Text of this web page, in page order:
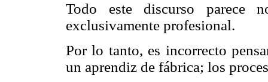
Todo este discurso parece
exclusivamente profesional.
Por lo tanto, es incorrecto
un aprendiz de fábrica; los